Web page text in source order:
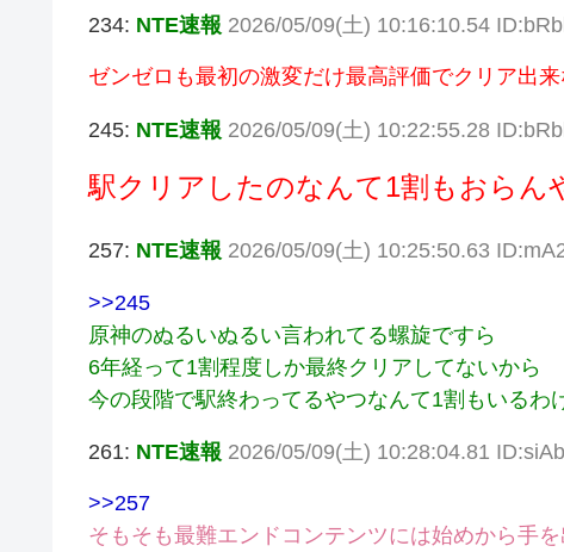
234: NTE速報 2026/05/09(土) 10:16:10.54
ゼンゼロも最初の激変だけ最高評価でクリア出
245: NTE速報 2026/05/09(土) 10:22:55.28
駅クリアしたのなんて1割もおらん
257: NTE速報 2026/05/09(土) 10:25:50.63
>>245
原神のぬるいぬるい言われてる螺旋ですら
6年経って1割程度しか最終クリアしてないから
今の段階で駅終わってるやつなんて1割もいるわ
261: NTE速報 2026/05/09(土) 10:28:04.81
>>257
そもそも最難エンドコンテンツには始めから手